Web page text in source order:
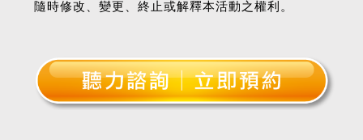
隨時修改、變更、終止或解釋本活動之權利。